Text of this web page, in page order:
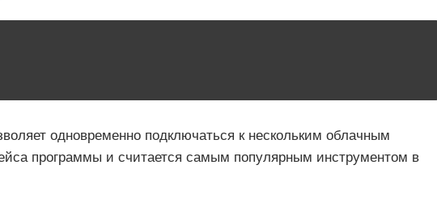
одновременно подключаться к нескольким облачным
программы и считается самым популярным инструментом в